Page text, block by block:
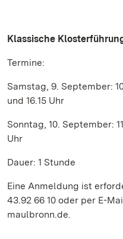
Klassische
Termine:
Samstag, 9. September:
und 16.15 Uhr
Sonntag, 10. September:
Uhr
Dauer: 1 Stunde
Eine Anmeldung ist
43.92 66 10 oder per E-
maulbronn.de.